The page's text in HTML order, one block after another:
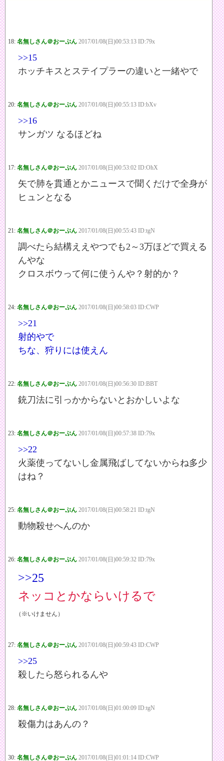
18: 名無しさん＠おーぷん 2017/01/08(日)00:53:13 ID:79x
>>15
ホッチキスとステイプラーの違いと一緒やで
20: 名無しさん＠おーぷん 2017/01/08(日)00:55:13 ID:bXv
>>16
サンガツ なるほどね
17: 名無しさん＠おーぷん 2017/01/08(日)00:53:02 ID:OhX
矢で肺を貫通とかニュースで聞くだけで全身が
ヒュンとなる
21: 名無しさん＠おーぷん 2017/01/08(日)00:55:43 ID:tgN
調べたら結構ええやつでも2～3万ほどで買える
んやな
クロスボウって何に使うんや？射的か？
24: 名無しさん＠おーぷん 2017/01/08(日)00:58:03 ID:CWP
>>21
射的やで
ちな、狩りには使えん
22: 名無しさん＠おーぷん 2017/01/08(日)00:56:30 ID:BBT
銃刀法に引っかからないとおかしいよな
23: 名無しさん＠おーぷん 2017/01/08(日)00:57:38 ID:79x
>>22
火薬使ってないし金属飛ばしてないからね多少
はね？
25: 名無しさん＠おーぷん 2017/01/08(日)00:58:21 ID:tgN
動物殺せへんのか
26: 名無しさん＠おーぷん 2017/01/08(日)00:59:32 ID:79x
>>25
ネッコとかならいけるで
（※いけません）
27: 名無しさん＠おーぷん 2017/01/08(日)00:59:43 ID:CWP
>>25
殺したら怒られるんや
28: 名無しさん＠おーぷん 2017/01/08(日)01:00:09 ID:tgN
殺傷力はあんの？
30: 名無しさん＠おーぷん 2017/01/08(日)01:01:14 ID:CWP